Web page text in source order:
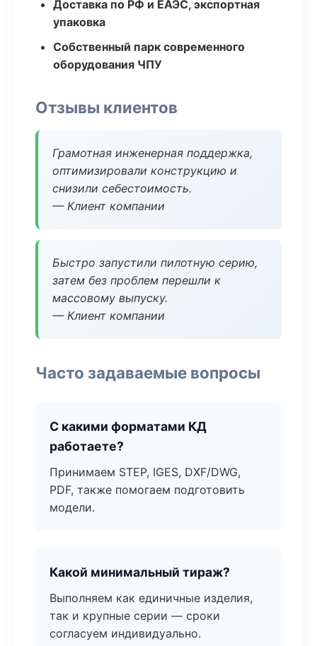
Доставка по РФ и ЕАЭС, экспортная
упаковка
Собственный парк современного
оборудования ЧПУ
Отзывы клиентов
Грамотная инженерная поддержка,
оптимизировали конструкцию и
снизили себестоимость.
— Клиент компании
Быстро запустили пилотную серию,
затем без проблем перешли к
массовому выпуску.
— Клиент компании
Часто задаваемые вопросы
С какими форматами КД
работаете?
Принимаем STEP, IGES, DXF/DWG,
PDF, также помогаем подготовить
модели.
Какой минимальный тираж?
Выполняем как единичные изделия,
так и крупные серии — сроки
согласуем индивидуально.